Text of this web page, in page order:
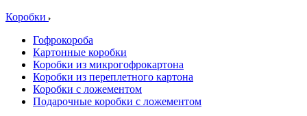
Коробки
Гофрокороба
Картонные коробки
Коробки из микрогофрокартона
Коробки из переплетного картона
Коробки с ложементом
Подарочные коробки с ложементом